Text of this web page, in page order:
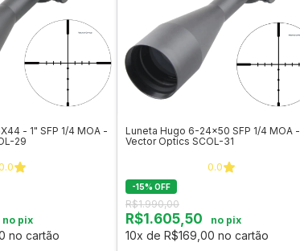
- 1" SFP 1/4 MOA -
29
no pix
no cartão
Luneta Hugo 6-24x50 SFP 1/4 MOA -
Vector Optics SCOL-31
0.0
-15% OFF
R$1.990,00
R$1.605,50 no pix
10x de R$169,00 no cartão